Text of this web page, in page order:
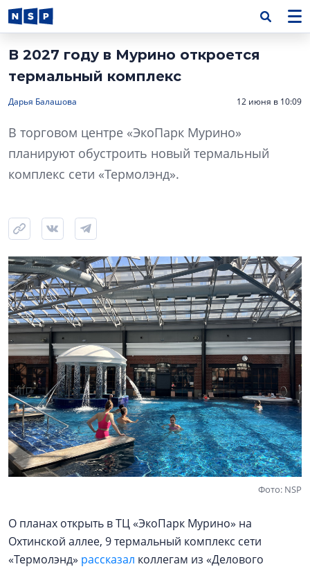
В 2027 году в Мурино откроется
термальный комплекс
Дарья Балашова 12 июня в 10:09
В торговом центре «ЭкоПарк Мурино»
планируют обустроить новый термальный
комплекс сети «Термолэнд».
Фото: NSP
О планах открыть в ТЦ «ЭкоПарк Мурино» на
Охтинской аллее, 9 термальный комплекс сети
«Термолэнд» рассказал коллегам из «Делового